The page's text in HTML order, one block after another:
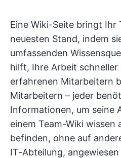
Eine Wiki-Seite bringt Ihr
neuesten Stand, indem
umfassenden
hilft, Ihre Arbeit schneller
erfahrenen Mitarbeitern
Mitarbeitern – jeder
Informationen, um seine
einem Team-Wiki wissen
befinden, ohne auf
IT-Abteilung, angewiesen